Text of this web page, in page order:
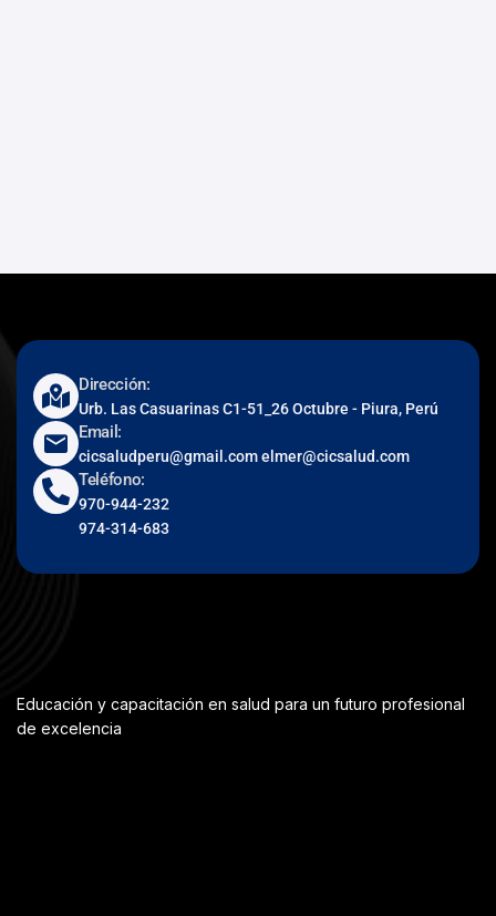
Dirección:
Urb. Las Casuarinas C1-51_26 Octubre - Piura, Perú
Email:
cicsaludperu@gmail.com elmer@cicsalud.com
Teléfono:
970-944-232
974-314-683
Educación y capacitación en salud para un futuro profesional
de excelencia